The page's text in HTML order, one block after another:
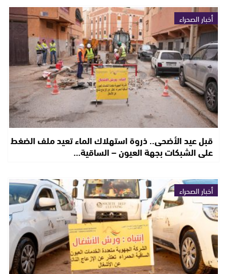
أخبار الصحراء
قبل عيد الأضحى.. ذروة استهلاك الماء تعيد ملف الضغط
على الشبكات بجهة العيون – الساقية…
أخبار الصحراء